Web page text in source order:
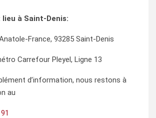
à Saint-Denis:
France, 93285 Saint-Denis
Carrefour Pleyel, Ligne 13
d’information, nous restons à
au